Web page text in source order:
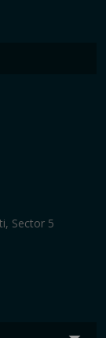
Sector 5